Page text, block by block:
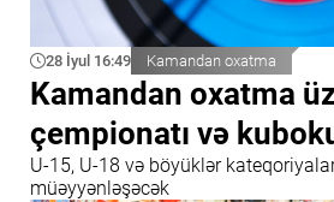
28 İyul 16:49 Kamandan oxatma
Kamandan oxatma
çempionatı və
U-15, U-18 və böyüklər
müəyyənləşəcək